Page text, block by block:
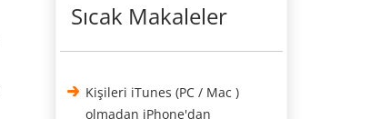
Sıcak Makaleler
Kişileri iTunes (PC / Mac )
olmadan iPhone'dan